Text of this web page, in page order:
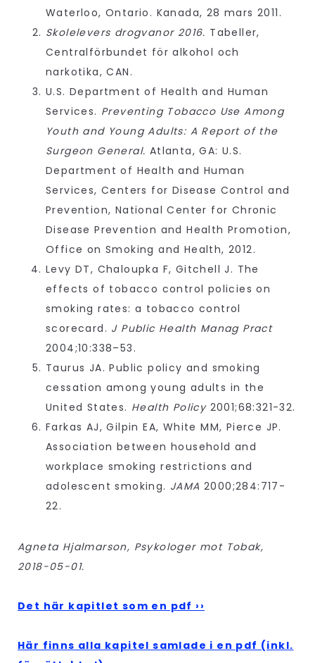
Waterloo, Ontario. Kanada, 28 mars 2011.
Skolelevers drogvanor 2016. Tabeller,
Centralförbundet för alkohol och
narkotika, CAN.
U.S. Department of Health and Human
Services. Preventing Tobacco Use Among
Youth and Young Adults: A Report of the
Surgeon General. Atlanta, GA: U.S.
Department of Health and Human
Services, Centers for Disease Control and
Prevention, National Center for Chronic
Disease Prevention and Health Promotion,
Office on Smoking and Health, 2012.
Levy DT, Chaloupka F, Gitchell J. The
effects of tobacco control policies on
smoking rates: a tobacco control
scorecard. J Public Health Manag Pract
2004;10:338–53.
Taurus JA. Public policy and smoking
cessation among young adults in the
United States. Health Policy2001;68:321-32.
Farkas AJ, Gilpin EA, White MM, Pierce JP.
Association between household and
workplace smoking restrictions and
adolescent smoking. JAMA 2000;284:717-
22.
Agneta Hjalmarson, Psykologer mot Tobak,
2018-05-01.
Det här kapitlet som en pdf ››
Här finns alla kapitel samlade i en pdf (inkl.